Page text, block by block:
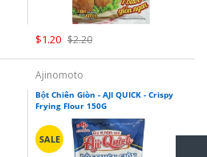
$1.20 $2.20
Ajinomoto
Bột Chiên Giòn - AJI QUICK - Crispy
Frying Flour 150G
SALE